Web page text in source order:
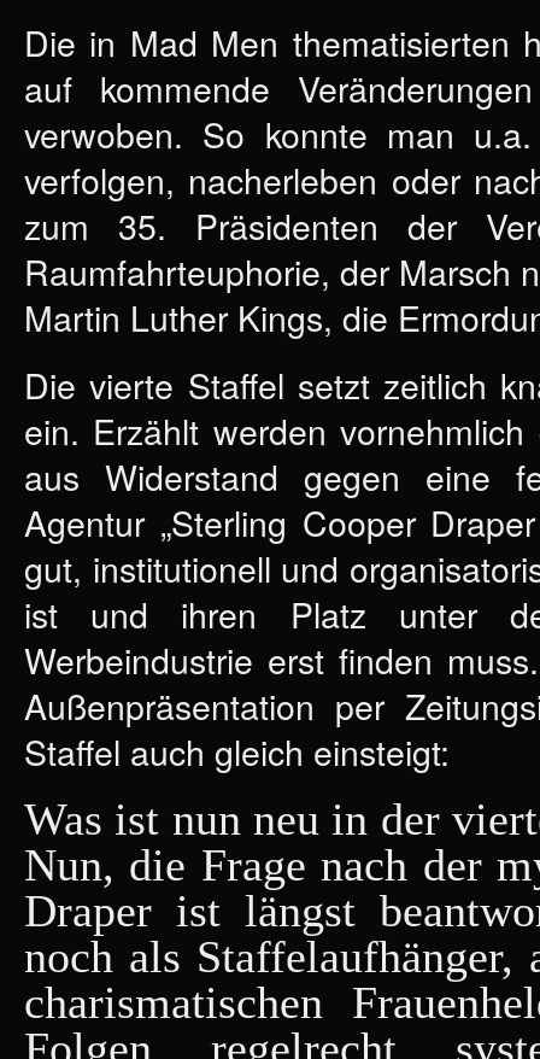
Die in Mad Men thematisierten
auf kommende
verwoben. So konnte man
verfolgen, nacherleben oder
zum 35. Präsidenten der
Raumfahrteuphorie, der Marsch
Martin Luther Kings, die
Die vierte Staffel setzt zeitlich
ein. Erzählt werden
aus Widerstand gegen eine
Agentur „Sterling Cooper
gut, institutionell und
ist und ihren Platz unter
Werbeindustrie erst finden
Außenpräsentation per
Staffel auch gleich einsteigt:
Was ist nun neu in der
Nun, die Frage nach der
Draper ist längst
noch als
charismatischen
Folgen regelrecht